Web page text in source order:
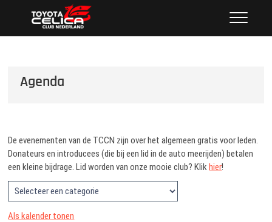
Toyota Celica Club Nederland
NEDERLAND'S GROOTSTE CLUB VAN CELICA
Agenda
De evenementen van de TCCN zijn over het algemeen gratis voor leden.
Donateurs en introducees (die bij een lid in de auto meerijden) betalen
een kleine bijdrage. Lid worden van onze mooie club? Klikhier!
Als kalender tonen